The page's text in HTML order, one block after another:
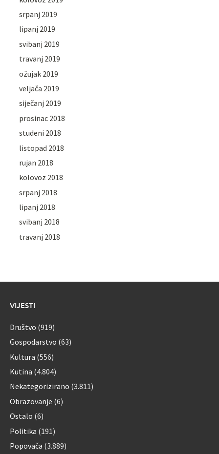
srpanj 2019
lipanj 2019
svibanj 2019
travanj 2019
ožujak 2019
veljača 2019
siječanj 2019
prosinac 2018
studeni 2018
listopad 2018
rujan 2018
kolovoz 2018
srpanj 2018
lipanj 2018
svibanj 2018
travanj 2018
VIJESTI
Društvo (919)
Gospodarstvo (63)
Kultura (556)
Kutina (4.804)
Nekategorizirano (3.811)
Obrazovanje (6)
Ostalo (6)
Politika (191)
Popovača (3.889)